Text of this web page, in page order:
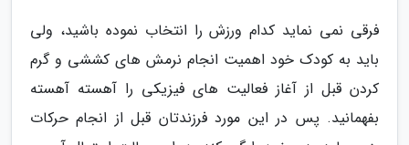
فرقی نمی نماید کدام ورزش را انتخاب نموده باشید، ولی
باید به کودک خود اهمیت انجام نرمش های کششی و گرم
کردن قبل از آغاز فعالیت های فیزیکی را آهسته آهسته
بفهمانید. پس در این مورد فرزندتان قبل از انجام حرکات